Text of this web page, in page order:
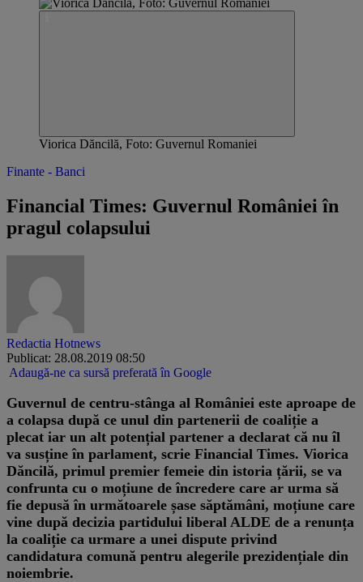
Viorica Dăncilă, Foto: Guvernul Romaniei
Finante - Banci
Financial Times: ​Guvernul României în
pragul colapsului
Redactia Hotnews
Publicat: 28.08.2019 08:50
Adaugă-ne ca sursă preferată în Google
Guvernul de centru-stânga al României este aproape de
a colapsa după ce unul din partenerii de coaliție a
plecat iar un alt potențial partener a declarat că nu îl
va susține în parlament, scrie Financial Times. Viorica
Dăncilă, primul premier femeie din istoria țării, se va
confrunta cu o moțiune de încredere care ar urma să
fie depusă în următoarele șase săptămâni, moțiune care
vine după decizia partidului liberal ALDE de a renunța
la coaliție ca urmare a unei dispute privind
candidatura comună pentru alegerile prezidențiale din
noiembrie.